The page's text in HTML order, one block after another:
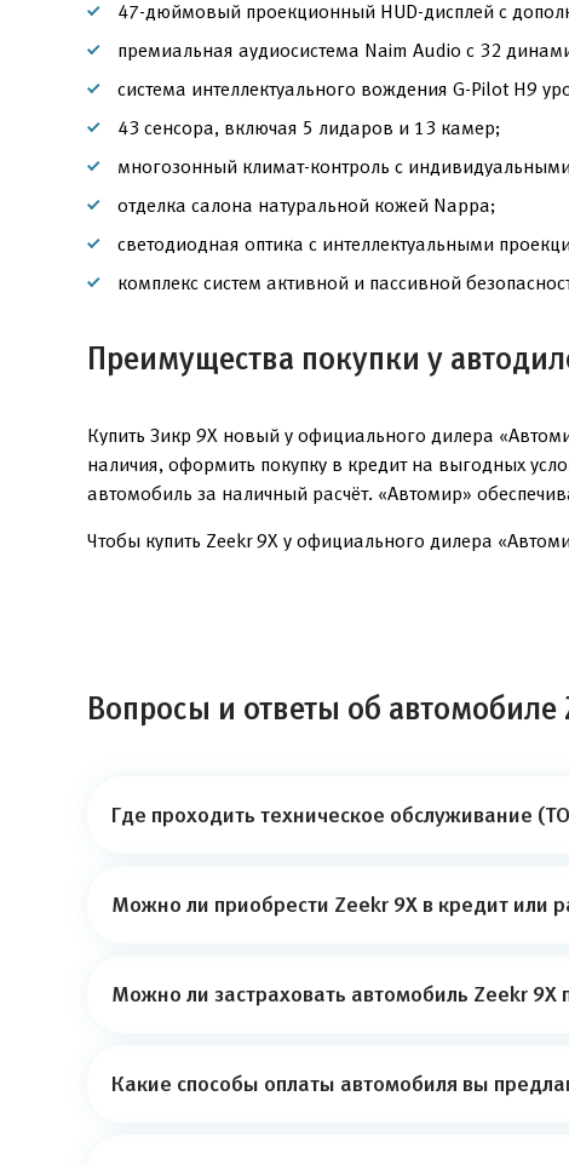
47-дюймовый проекционный HUD-дисплей с
премиальная аудиосистема Naim Audio с 32
система интеллектуального вождения G-Pilot H9
43 сенсора, включая 5 лидаров и 13 камер;
многозонный климат-контроль с
отделка салона натуральной кожей Nappa;
светодиодная оптика с интеллектуальными
комплекс систем активной и пассивной
Преимущества покупки у
Купить Зикр 9X новый у официального дилера
наличия, оформить покупку в кредит на выгодных
автомобиль за наличный расчёт. «Автомир»
Чтобы купить Zeekr 9X у официального дилера
Вопросы и ответы об автомобиле
Где проходить техническое обслуживание
Можно ли приобрести Zeekr 9X в кредит или
Можно ли застраховать автомобиль Zeekr 9X
Какие способы оплаты автомобиля вы